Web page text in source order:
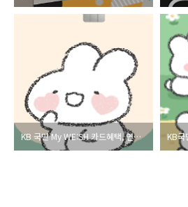
KB 국민 My WE:SH 카드혜택, 연회비 100% 캐시백 이벤트